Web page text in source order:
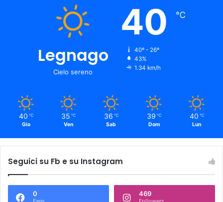
Legnago
Cielo sereno
40 ℃
40º - 26º
43%
1.34 km/h
40 ℃
Gio
35 ℃
Ven
36 ℃
Sab
39 ℃
Dom
40 ℃
Lun
Seguici su Fb e su Instagram
0 469